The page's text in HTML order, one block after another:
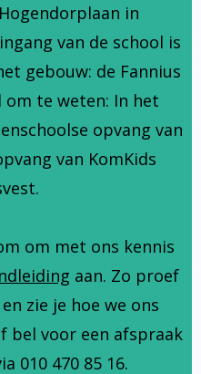
in
van de school is
gebouw: de Fannius
om te weten: In het
opvang van
van KomKids
om met ons kennis
aan. Zo proef
zie je hoe we ons
bel voor een afspraak
010 470 85 16.